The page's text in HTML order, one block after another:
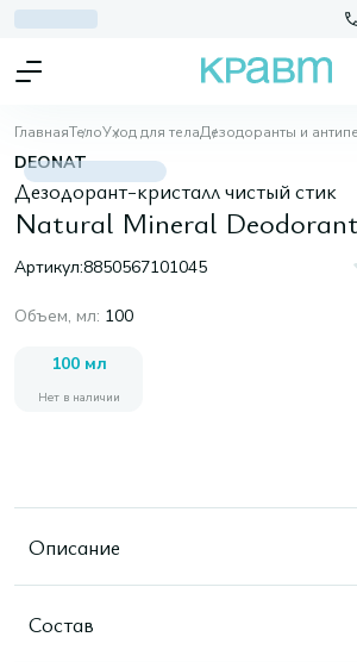
ГлавнаяТелоУход для телаДезодоранты и
DEONAT
Дезодорант-кристалл чистый стик
Natural Mineral Deodorant
Артикул:8850567101045
Объем, мл: 100
100 мл
Нет в наличии
Описание
Состав